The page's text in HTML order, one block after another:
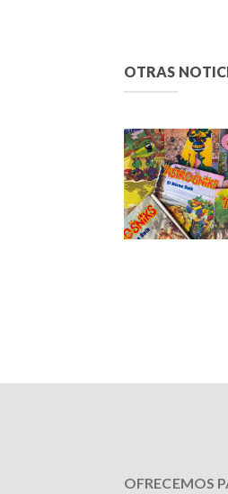
OTRAS
OFRECEMOS